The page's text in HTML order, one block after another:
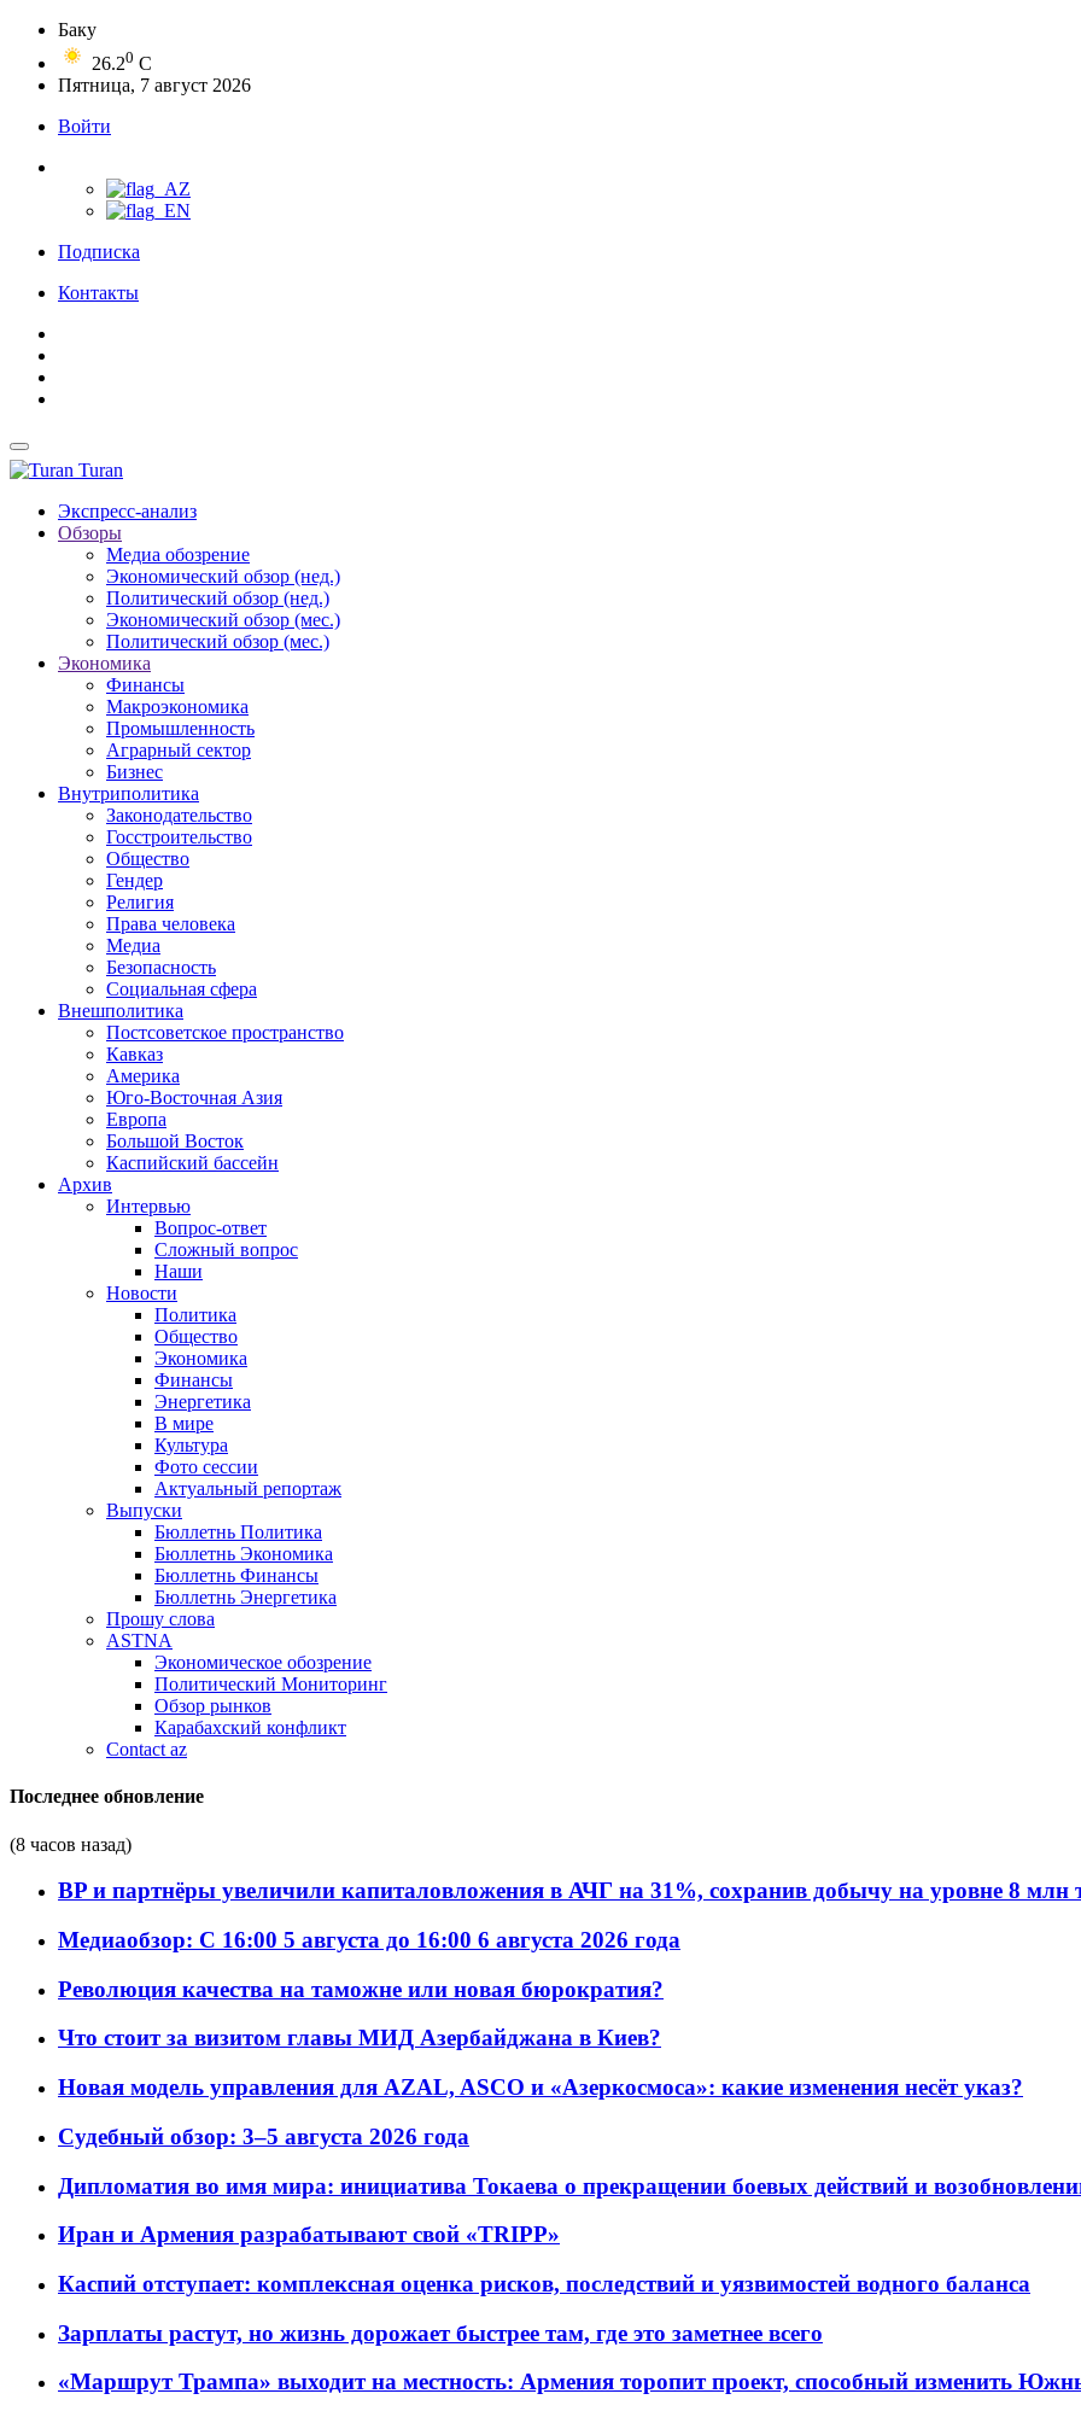
Баку
26.20 C
Пятница, 7 август 2026
Войти
Подписка
Контакты
Turan
Экспресс-анализ
Обзоры
Медиа обозрение
Экономический обзор (нед.)
Политический обзор (нед.)
Экономический обзор (мес.)
Политический обзор (мес.)
Экономика
Финансы
Макроэкономика
Промышленность
Аграрный сектор
Бизнес
Внутриполитика
Законодательство
Госстроительство
Общество
Гендер
Религия
Права человека
Медиа
Безопасность
Социальная сфера
Внешполитика
Постсоветское пространство
Кавказ
Америка
Юго-Восточная Азия
Европа
Большой Восток
Каспийский бассейн
Архив
Интервью
Вопрос-ответ
Сложный вопрос
Наши
Новости
Политика
Общество
Экономика
Финансы
Энергетика
В мире
Культура
Фото сессии
Актуальный репортаж
Выпуски
Бюллетнь Политика
Бюллетнь Экономика
Бюллетнь Финансы
Бюллетнь Энергетика
Прошу слова
ASTNA
Экономическое обозрение
Политический Мониторинг
Обзор рынков
Карабахский конфликт
Contact az
Последнее обновление
(8 часов назад)
BP и партнёры увеличили капиталовложения в АЧГ на 31%, сохранив добычу на уровне 8 млн
Медиаобзор: С 16:00 5 августа до 16:00 6 августа 2026 года
Революция качества на таможне или новая бюрократия?
Что стоит за визитом главы МИД Азербайджана в Киев?
Новая модель управления для AZAL, ASCO и «Азеркосмоса»: какие изменения несёт указ?
Судебный обзор: 3–5 августа 2026 года
Дипломатия во имя мира: инициатива Токаева о прекращении боевых действий и
Иран и Армения разрабатывают свой «TRIPP»
Каспий отступает: комплексная оценка рисков, последствий и уязвимостей водного баланса
Зарплаты растут, но жизнь дорожает быстрее там, где это заметнее всего
«Маршрут Трампа» выходит на местность: Армения торопит проект, способный изменить